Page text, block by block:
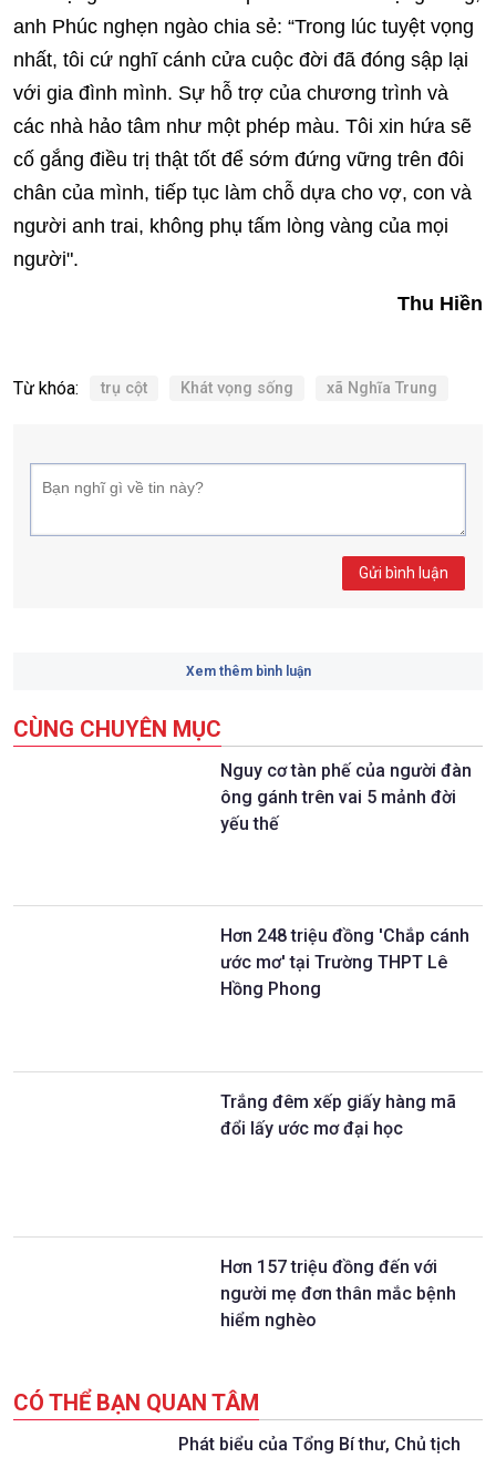
anh Phúc nghẹn ngào chia sẻ: “Trong lúc tuyệt vọng
nhất, tôi cứ nghĩ cánh cửa cuộc đời đã đóng sập lại
với gia đình mình. Sự hỗ trợ của chương trình và
các nhà hảo tâm như một phép màu. Tôi xin hứa sẽ
cố gắng điều trị thật tốt để sớm đứng vững trên đôi
chân của mình, tiếp tục làm chỗ dựa cho vợ, con và
người anh trai, không phụ tấm lòng vàng của mọi
người".
Thu Hiền
Từ khóa: trụ cột Khát vọng sống xã Nghĩa Trung
Gửi bình luận
Xem thêm bình luận
CÙNG CHUYÊN MỤC
Nguy cơ tàn phế của người đàn
ông gánh trên vai 5 mảnh đời
yếu thế
Hơn 248 triệu đồng 'Chắp cánh
ước mơ' tại Trường THPT Lê
Hồng Phong
Trắng đêm xếp giấy hàng mã
đổi lấy ước mơ đại học
Hơn 157 triệu đồng đến với
người mẹ đơn thân mắc bệnh
hiểm nghèo
CÓ THỂ BẠN QUAN TÂM
Phát biểu của Tổng Bí thư, Chủ tịch